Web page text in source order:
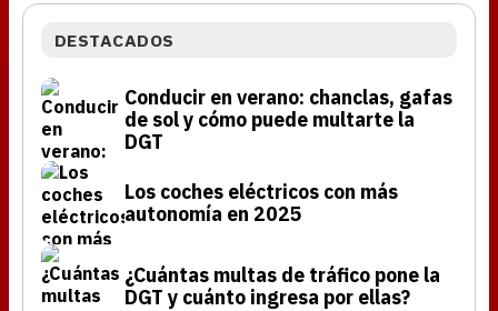
DESTACADOS
Conducir en verano: chanclas, gafas
de sol y cómo puede multarte la
DGT
Los coches eléctricos con más
autonomía en 2025
¿Cuántas multas de tráfico pone la
DGT y cuánto ingresa por ellas?